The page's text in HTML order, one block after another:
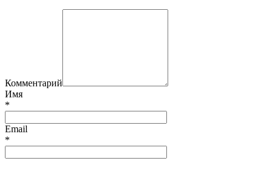
Комментарий
Имя
*
Email
*